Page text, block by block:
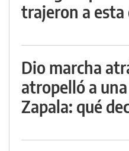
trajeron a esta
Dio marcha
atropelló a
Zapala: qué